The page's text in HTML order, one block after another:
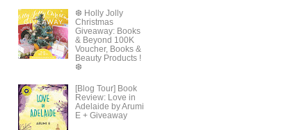
❆ Holly Jolly
Christmas
Giveaway: Books
& Beyond 100K
Voucher, Books &
Beauty Products !
❆
[Blog Tour] Book
Review: Love in
Adelaide by Arumi
E + Giveaway